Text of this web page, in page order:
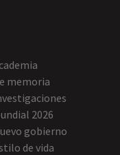
memoria
2026
gobierno
de vida